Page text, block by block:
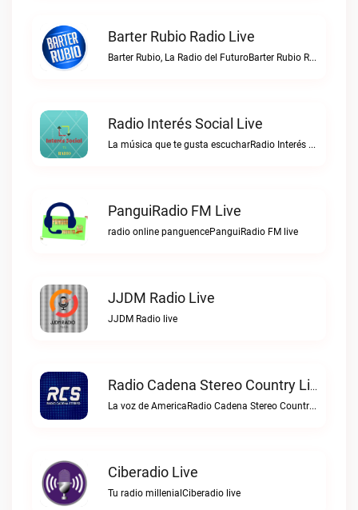
Barter Rubio Radio Live
Barter Rubio, La Radio del FuturoBarter Rubio Radio live
Radio Interés Social Live
La música que te gusta escucharRadio Interés Social live
PanguiRadio FM Live
radio online panguencePanguiRadio FM live
JJDM Radio Live
JJDM Radio live
Radio Cadena Stereo Country Live
La voz de AmericaRadio Cadena Stereo Country live
Ciberadio Live
Tu radio millenialCiberadio live